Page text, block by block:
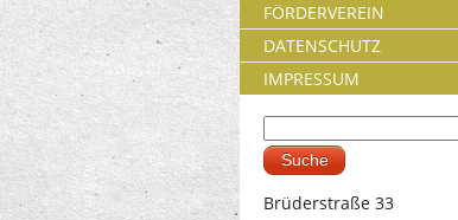
FÖRDERVEREIN
DATENSCHUTZ
IMPRESSUM
Suchformular
Brüderstraße 33